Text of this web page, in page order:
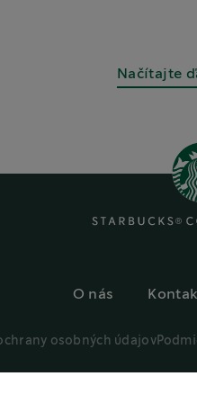
Načítajte
O nás
osobných údajov